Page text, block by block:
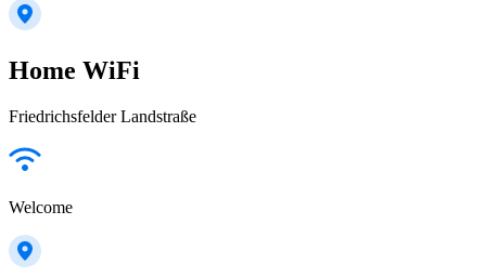
Home WiFi
Friedrichsfelder Landstraße
Welcome